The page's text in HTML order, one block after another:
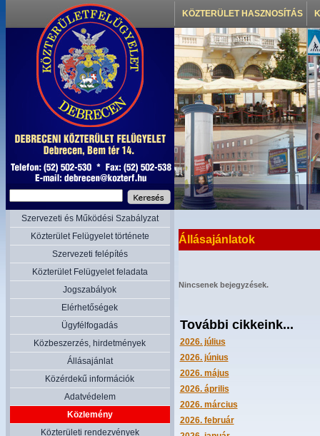
KÖZTERÜLET HASZNOSÍTÁS
Szervezeti és Működési Szabályzat
Közterület Felügyelet története
Szervezeti felépítés
Közterület Felügyelet feladata
Jogszabályok
Elérhetőségek
Ügyfélfogadás
Közbeszerzés, hirdetmények
Állásajánlat
Közérdekű információk
Adatvédelem
Közlemény
Közterületi rendezvények
Állásajánlatok
Nincsenek bejegyzések.
További cikkeink...
2026. július
2026. június
2026. május
2026. április
2026. március
2026. február